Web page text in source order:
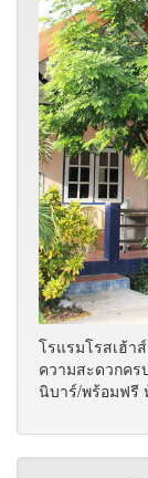
โรแรมโรสเฮ้า
ความสะดวกคร
นิบาร์/พร้อมฟรี